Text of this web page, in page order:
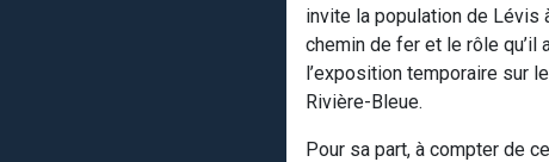
invite la population de Lévis
chemin de fer et le rôle qu’il
l’exposition temporaire sur
Rivière-Bleue.
Pour sa part, à compter de